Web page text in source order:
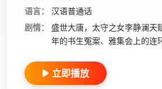
语言：
汉语普通话
剧情：
盛世大唐，太守之女李静澜天
年的书生冤案、雅集会上的连
立即播放